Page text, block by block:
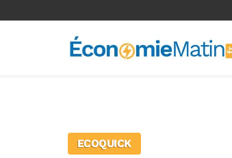
ECOQUICK